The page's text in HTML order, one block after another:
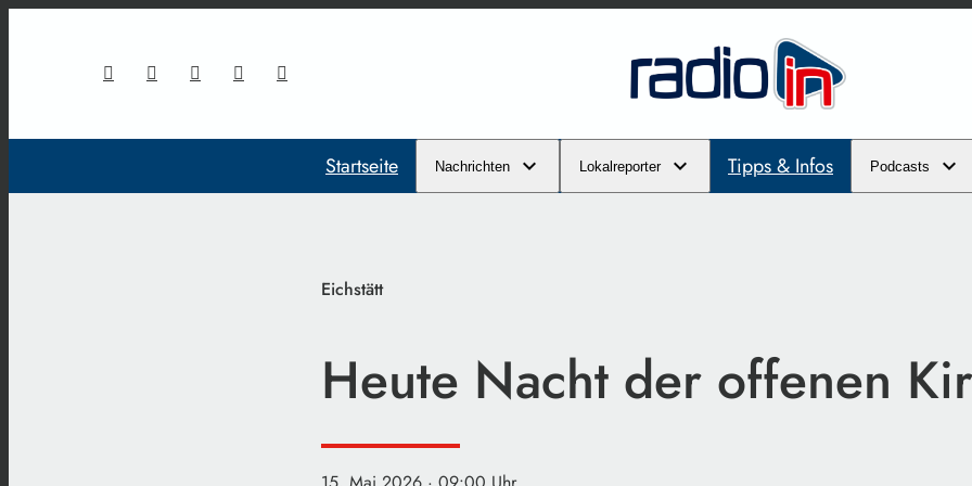
Startseite Nachrichten Lokalreporter Tipps & Infos Podcasts
Eichstätt
Heute Nacht der offenen